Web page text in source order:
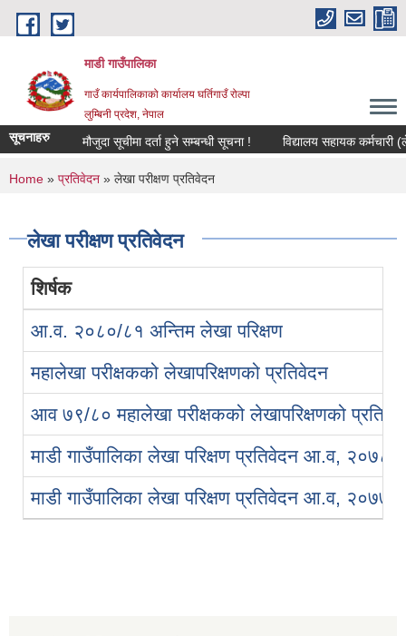
Skip to main content
माडी गाउँपालिका
गाउँ कार्यपालिकाको कार्यालय घर्तिगाउँ रोल्पा
लुम्बिनी प्रदेश, नेपाल
सूचनाहरु मौजुदा सूचीमा दर्ता हुने सम्बन्धी सूचना ! विद्यालय सहायक कर्मचारी (लेखा
You are here
Home » प्रतिवेदन » लेखा परीक्षण प्रतिवेदन
लेखा परीक्षण प्रतिवेदन
शिर्षक
आ.व. २०८०/८१ अन्तिम लेखा परिक्षण
महालेखा परीक्षकको लेखापरिक्षणको प्रतिवेदन
आव ७९/८० महालेखा परीक्षकको लेखापरिक्षणको
माडी गाउँपालिका लेखा परिक्षण प्रतिवेदन आ.व, २०७८/
माडी गाउँपालिका लेखा परिक्षण प्रतिवेदन आ.व, २०७७/